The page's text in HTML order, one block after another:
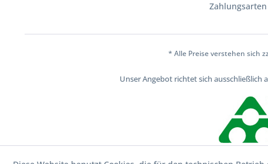
Zahlungsarten
* Alle Preise verstehen sich
Unser Angebot richtet sich